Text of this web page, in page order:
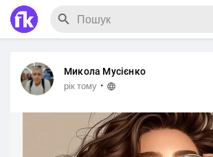
Микола Мусієнко
рік тому ·